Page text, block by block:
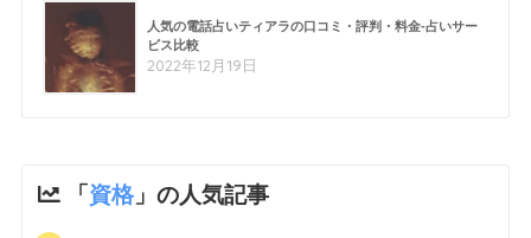
人気の電話占いティアラの口コミ・評判・料金-占いサー
ビス比較
2022年12月19日
「資格」の人気記事